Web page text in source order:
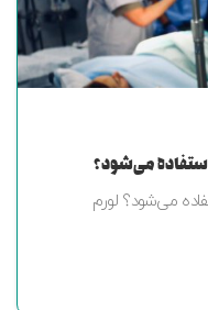
استفاده می‌شود؟
می‌شود؟ لورم